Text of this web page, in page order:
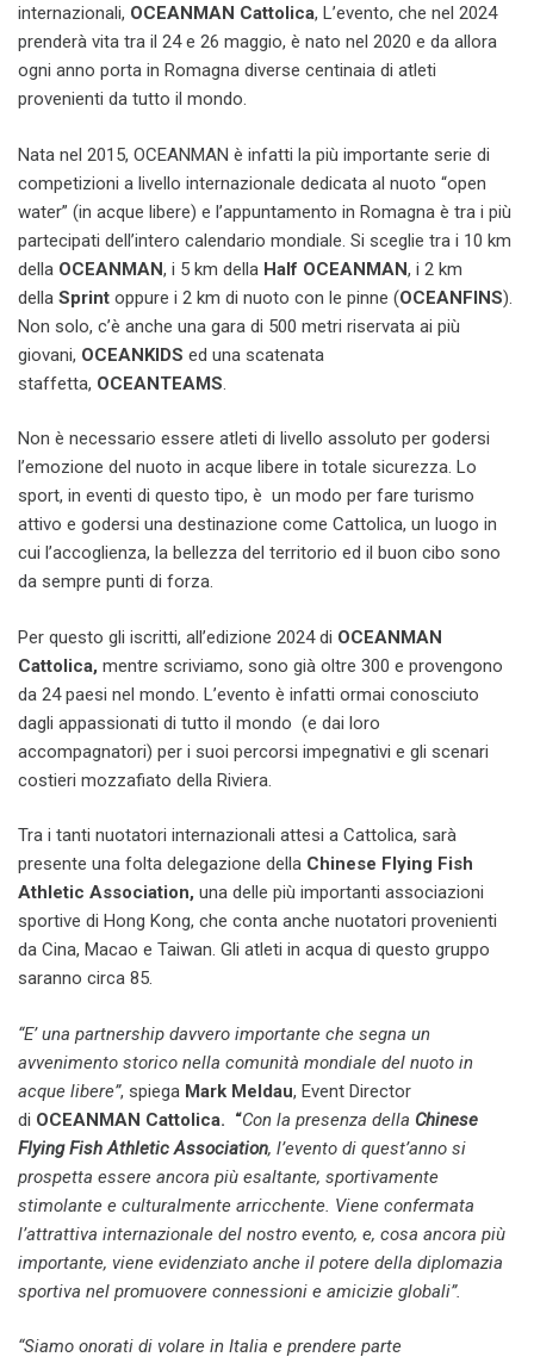
internazionali, OCEANMAN Cattolica, L’evento, che nel 2024
prenderà vita tra il 24 e 26 maggio, è nato nel 2020 e da allora
ogni anno porta in Romagna diverse centinaia di atleti
provenienti da tutto il mondo.
Nata nel 2015, OCEANMAN è infatti la più importante serie di
competizioni a livello internazionale dedicata al nuoto “open
water” (in acque libere) e l’appuntamento in Romagna è tra i più
partecipati dell’intero calendario mondiale. Si sceglie tra i 10 km
della OCEANMAN, i 5 km della Half OCEANMAN, i 2 km
della Sprint oppure i 2 km di nuoto con le pinne (OCEANFINS).
Non solo, c’è anche una gara di 500 metri riservata ai più
giovani, OCEANKIDS ed una scatenata
staffetta, OCEANTEAMS
Non è necessario essere atleti di livello assoluto per godersi
l’emozione del nuoto in acque libere in totale sicurezza. Lo
sport, in eventi di questo tipo, è un modo per fare turismo
attivo e godersi una destinazione come Cattolica, un luogo in
cui l’accoglienza, la bellezza del territorio ed il buon cibo sono
da sempre punti di forza.
Per questo gli iscritti, all’edizione 2024 di OCEANMAN
Cattolica, mentre scriviamo, sono già oltre 300 e provengono
da 24 paesi nel mondo. L’evento è infatti ormai conosciuto
dagli appassionati di tutto il mondo (e dai loro
accompagnatori) per i suoi percorsi impegnativi e gli scenari
costieri mozzafiato della Riviera.
Tra i tanti nuotatori internazionali attesi a Cattolica, sarà
presente una folta delegazione della Chinese Flying Fish
Athletic Association, una delle più importanti associazioni
sportive di Hong Kong, che conta anche nuotatori provenienti
da Cina, Macao e Taiwan. Gli atleti in acqua di questo gruppo
saranno circa 85.
“E’ una partnership davvero importante che segna un
avvenimento storico nella comunità mondiale del nuoto in
acque libere”, spiega Mark Meldau, Event Director
di OCEANMAN Cattolica. “Con la presenza della Chinese
Flying Fish Athletic Association, l’evento di quest’anno si
prospetta essere ancora più esaltante, sportivamente
stimolante e culturalmente arricchente. Viene confermata
l’attrattiva internazionale del nostro evento, e, cosa ancora più
importante, viene evidenziato anche il potere della diplomazia
sportiva nel promuovere connessioni e amicizie globali”.
“Siamo onorati di volare in Italia e prendere parte